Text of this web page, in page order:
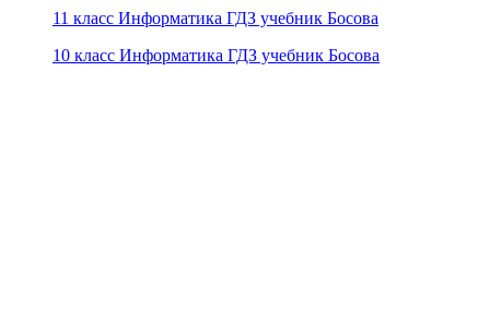
11 класс Информатика ГДЗ учебник Босова
10 класс Информатика ГДЗ учебник Босова